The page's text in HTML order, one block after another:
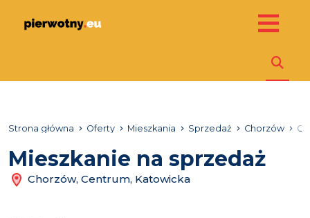
Strona główna Oferty Mieszkania Sprzedaż Chorzów
Mieszkanie na sprzedaż
Chorzów, Centrum, Katowicka